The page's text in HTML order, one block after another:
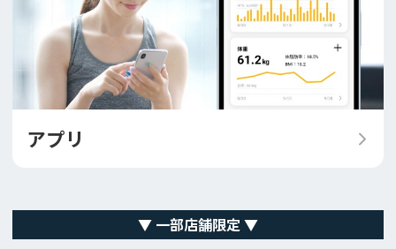
アプリ
▼ 一部店舗限定 ▼